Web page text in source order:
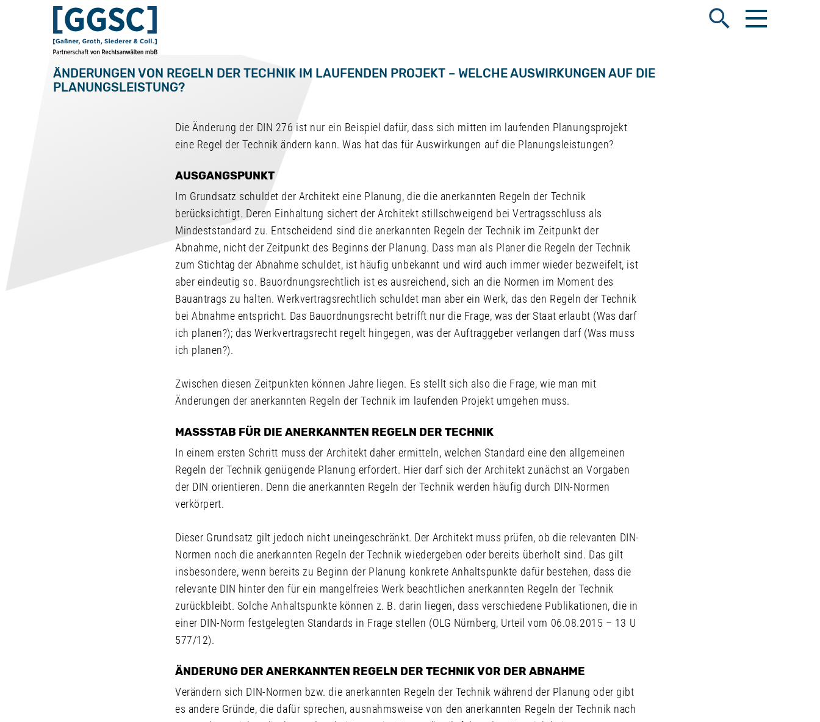
Suche öffnenMenü öffnen
ÄNDERUNGEN VON REGELN DER TECHNIK IM LAUFENDEN PROJEKT – WELCHE AUSWIRKUNGEN AUF DIE
PLANUNGSLEISTUNG?
Die Änderung der DIN 276 ist nur ein Beispiel dafür, dass sich mitten im laufenden Planungsprojekt
eine Regel der Technik ändern kann. Was hat das für Auswirkungen auf die Planungsleistungen?
AUSGANGSPUNKT
Im Grundsatz schuldet der Architekt eine Planung, die die anerkannten Regeln der Technik
berücksichtigt. Deren Einhaltung sichert der Architekt stillschweigend bei Vertragsschluss als
Mindeststandard zu. Entscheidend sind die anerkannten Regeln der Technik im Zeitpunkt der
Abnahme, nicht der Zeitpunkt des Beginns der Planung. Dass man als Planer die Regeln der Technik
zum Stichtag der Abnahme schuldet, ist häufig unbekannt und wird auch immer wieder bezweifelt, ist
aber eindeutig so. Bauordnungsrechtlich ist es ausreichend, sich an die Normen im Moment des
Bauantrags zu halten. Werkvertragsrechtlich schuldet man aber ein Werk, das den Regeln der Technik
bei Abnahme entspricht. Das Bauordnungsrecht betrifft nur die Frage, was der Staat erlaubt (Was darf
ich planen?); das Werkvertragsrecht regelt hingegen, was der Auftraggeber verlangen darf (Was muss
ich planen?).
Zwischen diesen Zeitpunkten können Jahre liegen. Es stellt sich also die Frage, wie man mit
Änderungen der anerkannten Regeln der Technik im laufenden Projekt umgehen muss.
MASSSTAB FÜR DIE ANERKANNTEN REGELN DER TECHNIK
In einem ersten Schritt muss der Architekt daher ermitteln, welchen Standard eine den allgemeinen
Regeln der Technik genügende Planung erfordert. Hier darf sich der Architekt zunächst an Vorgaben
der DIN orientieren. Denn die anerkannten Regeln der Technik werden häufig durch DIN-Normen
verkörpert.
Dieser Grundsatz gilt jedoch nicht uneingeschränkt. Der Architekt muss prüfen, ob die relevanten DIN-
Normen noch die anerkannten Regeln der Technik wiedergeben oder bereits überholt sind. Das gilt
insbesondere, wenn bereits zu Beginn der Planung konkrete Anhaltspunkte dafür bestehen, dass die
relevante DIN hinter den für ein mangelfreies Werk beachtlichen anerkannten Regeln der Technik
zurückbleibt. Solche Anhaltspunkte können z. B. darin liegen, dass verschiedene Publikationen, die in
einer DIN-Norm festgelegten Standards in Frage stellen (OLG Nürnberg, Urteil vom 06.08.2015 – 13 U
577/12).
ÄNDERUNG DER ANERKANNTEN REGELN DER TECHNIK VOR DER ABNAHME
Verändern sich DIN-Normen bzw. die anerkannten Regeln der Technik während der Planung oder gibt
es andere Gründe, die dafür sprechen, ausnahmsweise von den anerkannten Regeln der Technik nach